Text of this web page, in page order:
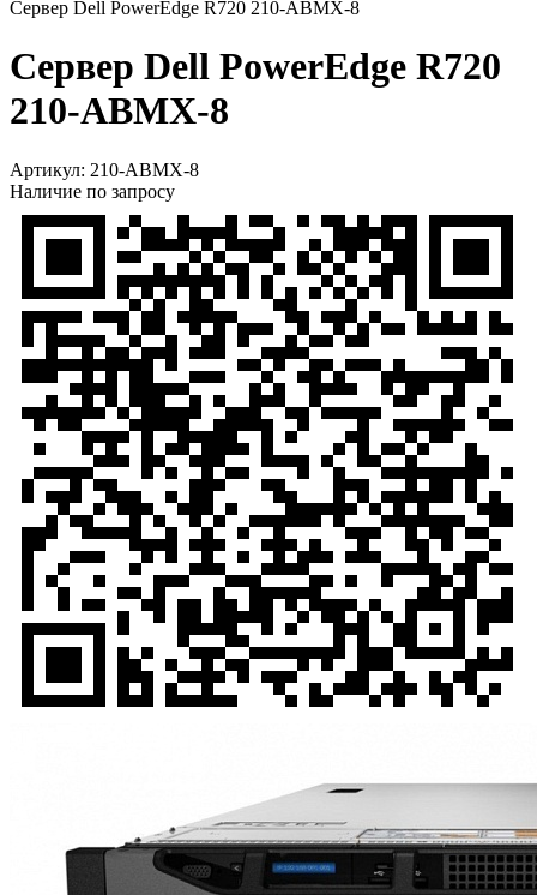
Сервер Dell PowerEdge R720 210-ABMX-8
Сервер Dell PowerEdge R720
210-ABMX-8
Артикул: 210-ABMX-8
Наличие по запросу